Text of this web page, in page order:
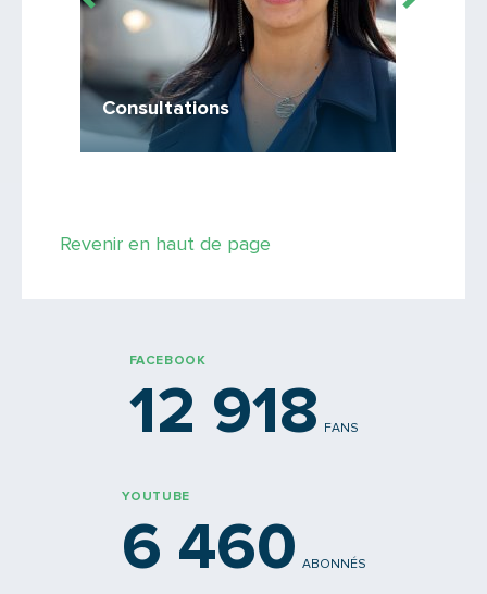
Consultations
Revenir en haut de page
FACEBOOK
12 918 FANS
YOUTUBE
6 460 ABONNÉS